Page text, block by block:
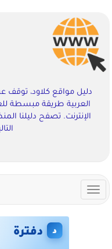
دليل مواقع كلاود، توقف
العربية طريقة مبسطة
الإنترنت. تصفح دليلنا
Toggle
navigation